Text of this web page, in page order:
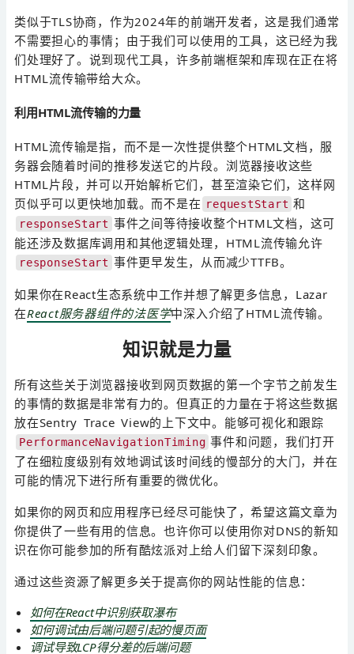
类似于TLS协商，作为2024年的前端开发者，这是我们通常
不需要担心的事情；由于我们可以使用的工具，这已经为我
们处理好了。说到现代工具，许多前端框架和库现在正在将
HTML流传输带给大众。
利用HTML流传输的力量
HTML流传输是指，而不是一次性提供整个HTML文档，服
务器会随着时间的推移发送它的片段。浏览器接收这些
HTML片段，并可以开始解析它们，甚至渲染它们，这样网
页似乎可以更快地加载。而不是在 requestStart 和
responseStart 事件之间等待接收整个HTML文档，这可
能还涉及数据库调用和其他逻辑处理，HTML流传输允许
responseStart 事件更早发生，从而减少TTFB。
如果你在React生态系统中工作并想了解更多信息，Lazar
在React服务器组件的法医学中深入介绍了HTML流传输。
知识就是力量
所有这些关于浏览器接收到网页数据的第一个字节之前发生
的事情的数据是非常有力的。但真正的力量在于将这些数据
放在Sentry Trace View的上下文中。能够可视化和跟踪
PerformanceNavigationTiming 事件和问题，我们打开
了在细粒度级别有效地调试该时间线的慢部分的大门，并在
可能的情况下进行所有重要的微优化。
如果你的网页和应用程序已经尽可能快了，希望这篇文章为
你提供了一些有用的信息。也许你可以使用你对DNS的新知
识在你可能参加的所有酷炫派对上给人们留下深刻印象。
通过这些资源了解更多关于提高你的网站性能的信息：
如何在React中识别获取瀑布
如何调试由后端问题引起的慢页面
调试导致LCP得分差的后端问题